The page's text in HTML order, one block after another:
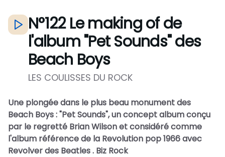
N°122 Le making of de
l'album "Pet Sounds" des
Beach Boys
LES COULISSES DU ROCK
Une plongée dans le plus beau monument des
Beach Boys : "Pet Sounds", un concept album conçu
par le regretté Brian Wilson et considéré comme
l'album référence de la Revolution pop 1966 avec
Revolver des Beatles . Biz Rock